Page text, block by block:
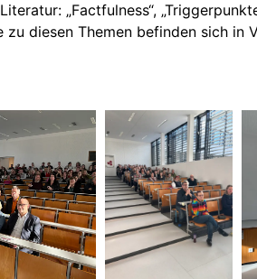
„Factfulness“,
diesen Themen befinden sich in